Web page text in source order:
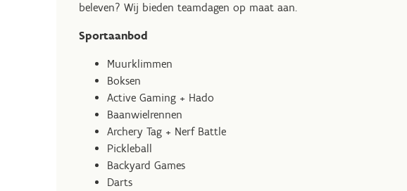
beleven? Wij bieden teamdagen op maat aan.
Sportaanbod
Muurklimmen
Boksen
Active Gaming + Hado
Baanwielrennen
Archery Tag + Nerf Battle
Pickleball
Backyard Games
Darts